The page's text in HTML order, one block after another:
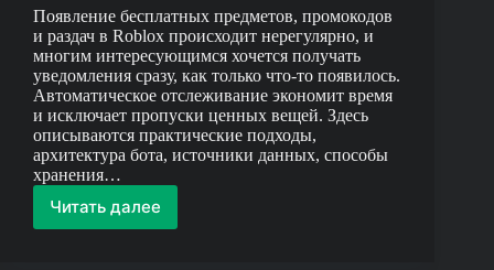
Появление бесплатных предметов, промокодов
и раздач в Roblox происходит нерегулярно, и
многим интересующимся хочется получать
уведомления сразу, как только что-то появилось.
Автоматическое отслеживание экономит время
и исключает пропуски ценных вещей. Здесь
описываются практические подходы,
архитектура бота, источники данных, способы
хранения…
Читать далее
Как
отслеживать